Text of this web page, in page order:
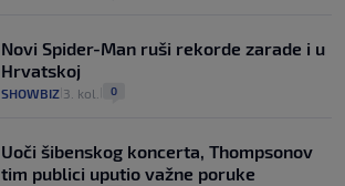
Novi Spider-Man ruši rekorde zarade i u
Hrvatskoj
SHOWBIZ 3. kol. 0
Uoči šibenskog koncerta, Thompsonov
tim publici uputio važne poruke